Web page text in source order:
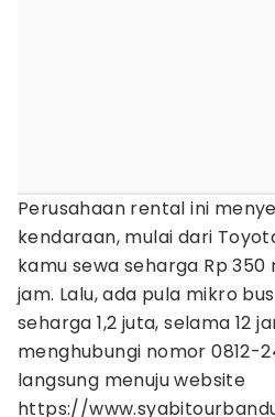
Perusahaan rental ini
kendaraan, mulai dari
kamu sewa seharga Rp 350
jam. Lalu, ada pula mikro
seharga 1,2 juta, selama 12
menghubungi nomor 0812-
langsung menuju website
https://